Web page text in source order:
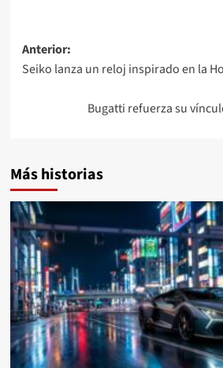
Navegación
de
entradas
Anterior:
Seiko lanza un reloj inspirado en la
Bugatti refuerza su
Más historias